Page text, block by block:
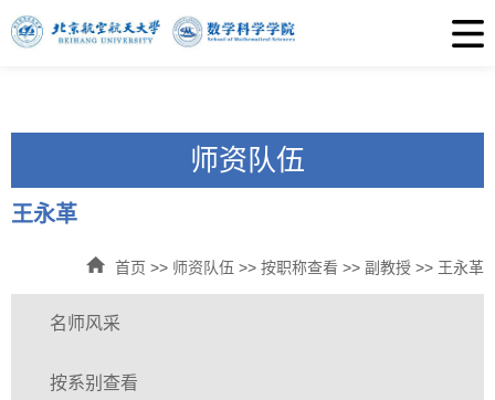
师资队伍
王永革
首页 >> 师资队伍 >> 按职称查看 >> 副教授 >> 王永革
名师风采
按系别查看